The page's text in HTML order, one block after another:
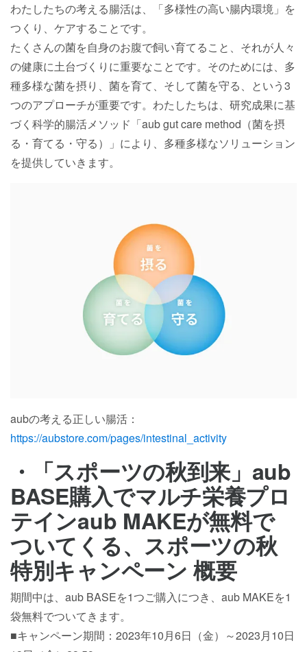
わたしたちの考える腸活は、「多様性の高い腸内環境」を
つくり、ケアすることです。
たくさんの菌を自身のお腹で飼い育てること、それが人々
の健康に土台づくりに重要なことです。そのためには、多
種多様な菌を摂り、菌を育て、そして菌を守る、という3
つのアプローチが重要です。わたしたちは、研究成果に基
づく科学的腸活メソッド「aub gut care method（菌を摂
る・育てる・守る）」により、多種多様なソリューション
を提供していきます。
aubの考える正しい腸活：
https://aubstore.com/pages/intestinal_activity
・「スポーツの秋到来」aub
BASE購入でマルチ栄養プロ
テインaub MAKEが無料で
ついてくる、スポーツの秋
特別キャンペーン 概要
期間中は、aub BASEを1つご購入につき、aub MAKEを1
袋無料でついてきます。
■キャンペーン期間：2023年10月6日（金）～2023月10日